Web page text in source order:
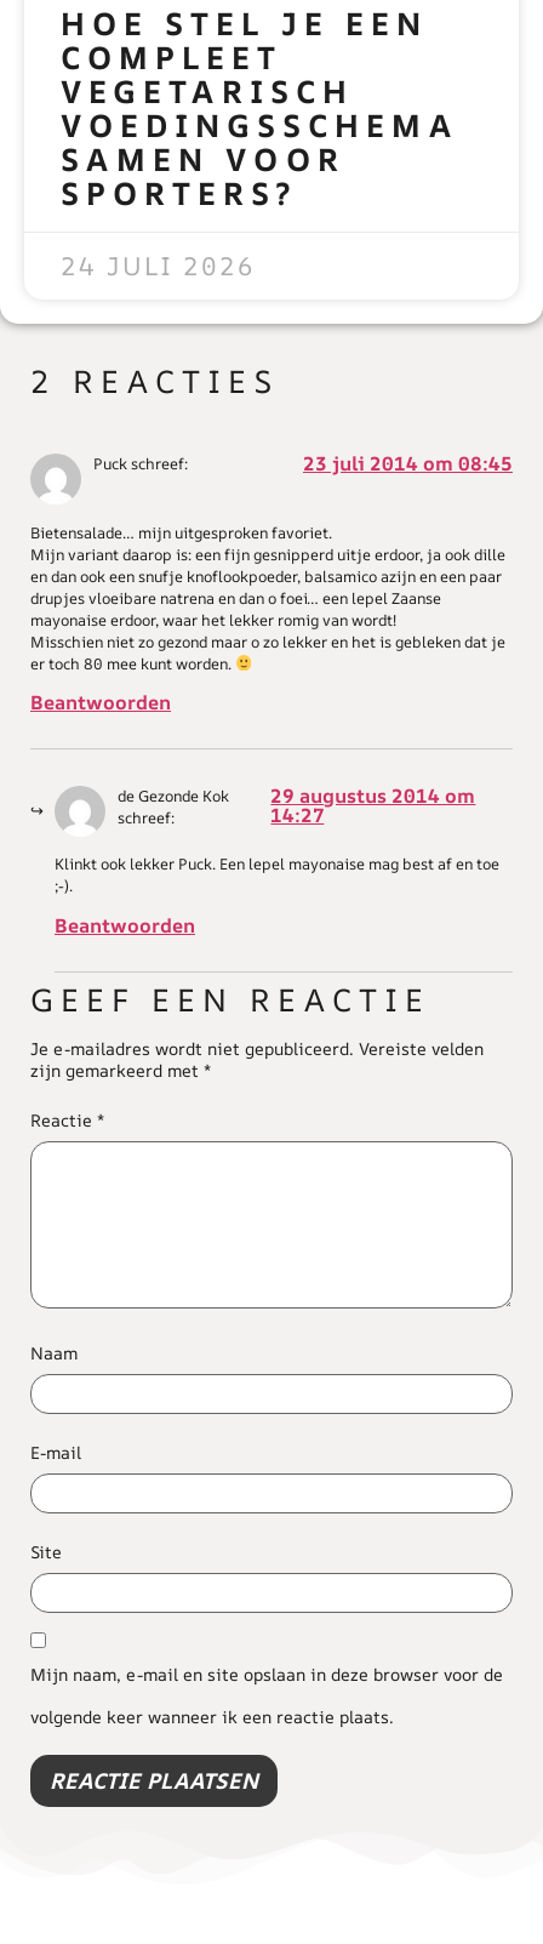
HOE STEL JE EEN
COMPLEET
VEGETARISCH
VOEDINGSSCHEMA
SAMEN VOOR
SPORTERS?
24 JULI 2026
2 REACTIES
Puckschreef: 23 juli 2014 om 08:45
Bietensalade… mijn uitgesproken favoriet.
Mijn variant daarop is: een fijn gesnipperd uitje erdoor, ja ook dille
en dan ook een snufje knoflookpoeder, balsamico azijn en een paar
drupjes vloeibare natrena en dan o foei… een lepel Zaanse
mayonaise erdoor, waar het lekker romig van wordt!
Misschien niet zo gezond maar o zo lekker en het is gebleken dat je
er toch 80 mee kunt worden.
Beantwoorden
de Gezonde Kok
schreef:
29 augustus 2014 om
14:27
Klinkt ook lekker Puck. Een lepel mayonaise mag best af en toe
;-).
Beantwoorden
GEEF EEN REACTIE
Je e-mailadres wordt niet gepubliceerd. Vereiste velden
zijn gemarkeerd met *
Reactie *
Naam
E-mail
Site
Mijn naam, e-mail en site opslaan in deze browser voor de
volgende keer wanneer ik een reactie plaats.